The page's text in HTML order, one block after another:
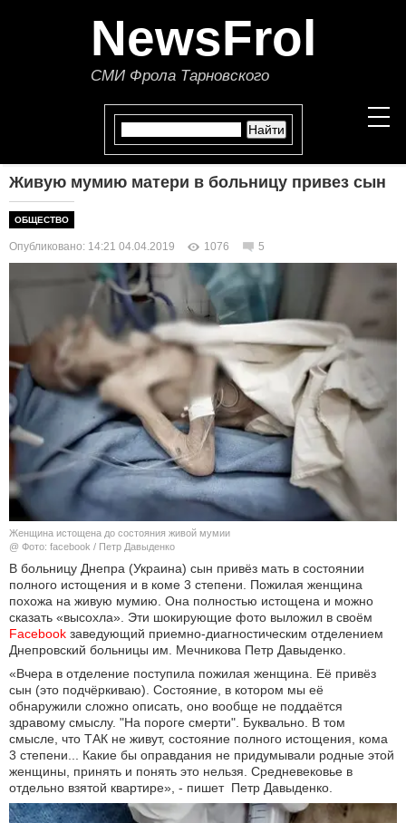
NewsFrol
СМИ Фрола Тарновского
ПОЛИТИКА
ЭКОНОМИКА
В МИРЕ
ОБЩЕСТВО
КУЛЬТУРА
НАУКА
СПОРТ
ШОУ-БИЗНЕС
АВТО И МОТО
ЭГОИЗМ
БЛОГ
Живую мумию матери в больницу привез сын
ОБЩЕСТВО
Опубликовано: 14:21 04.04.2019 1076 5
Женщина истощена до состояния живой мумии
@ Фото: facebook / Петр Давыденко
В больницу Днепра (Украина) сын привёз мать в состоянии
полного истощения и в коме 3 степени. Пожилая женщина
похожа на живую мумию. Она полностью истощена и можно
сказать «высохла». Эти шокирующие фото выложил в своём
Facebook заведующий приемно-диагностическим отделением
Днепровский больницы им. Мечникова Петр Давыденко.
«Вчера в отделение поступила пожилая женщина. Её привёз
сын (это подчёркиваю). Состояние, в котором мы её
обнаружили сложно описать, оно вообще не поддаётся
здравому смыслу. "На пороге смерти". Буквально. В том
смысле, что ТАК не живут, состояние полного истощения, кома
3 степени... Какие бы оправдания не придумывали родные этой
женщины, принять и понять это нельзя. Средневековье в
отдельно взятой квартире», - пишет Петр Давыденко.